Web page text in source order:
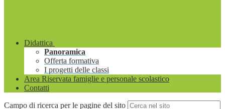
Didattica
Panoramica
Offerta formativa
I progetti delle classi
Area Riservata famiglie e personale scolastico
Contatti
Campo di ricerca per le pagine del sito